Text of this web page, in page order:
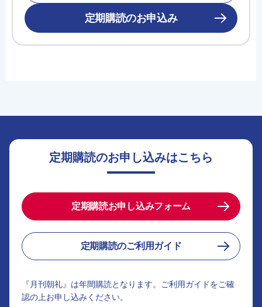
定期購読のお申込み
定期購読のお申し込みはこちら
定期購読お申し込みフォーム
定期購読のご利用ガイド
『月刊朝礼』は年間購読となります。ご利用ガイドをご確
認の上お申し込みください。